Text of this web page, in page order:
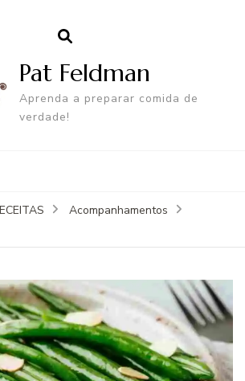
Pat Feldman
Aprenda a preparar comida de
verdade!
Acompanhamentos